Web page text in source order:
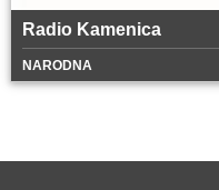
Radio Kamenica
NARODNA